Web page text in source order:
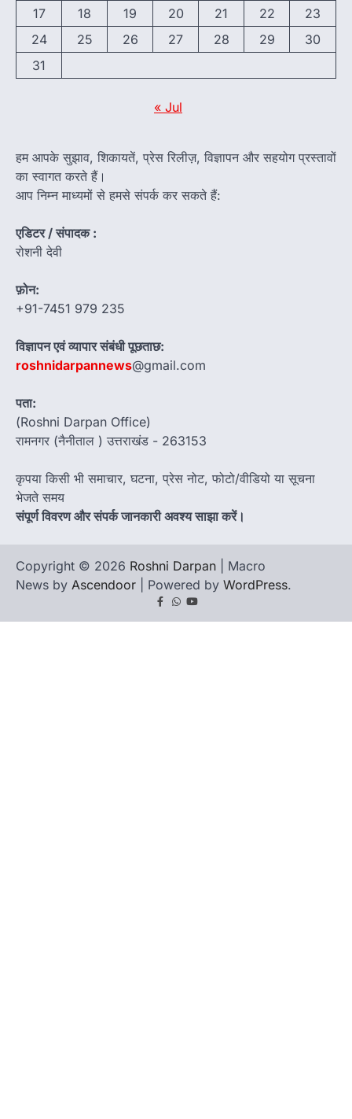
17 18 19 20 21 22
23
24
25 26 27 28 29
30
31
« Jul
हम आपके सुझाव, शिकायतें, प्रेस रिलीज़, विज्ञापन और सहयोग प्रस्तावों
का स्वागत करते हैं।
आप निम्न माध्यमों से हमसे संपर्क कर सकते हैं:
एडिटर / संपादक :
रोशनी देवी
फ़ोन:
+91-7451 979 235
विज्ञापन एवं व्यापार संबंधी पूछताछ:
roshnidarpannews@gmail.com
पता:
(Roshni Darpan Office)
रामनगर (नैनीताल ) उत्तराखंड - 263153
कृपया किसी भी समाचार, घटना, प्रेस नोट, फोटो/वीडियो या सूचना
भेजते समय
संपूर्ण विवरण और संपर्क जानकारी अवश्य साझा करें।
Copyright © 2026 Roshni Darpan | Macro
News by Ascendoor | Powered by WordPress.
Facebook
Whatsapp
youtube